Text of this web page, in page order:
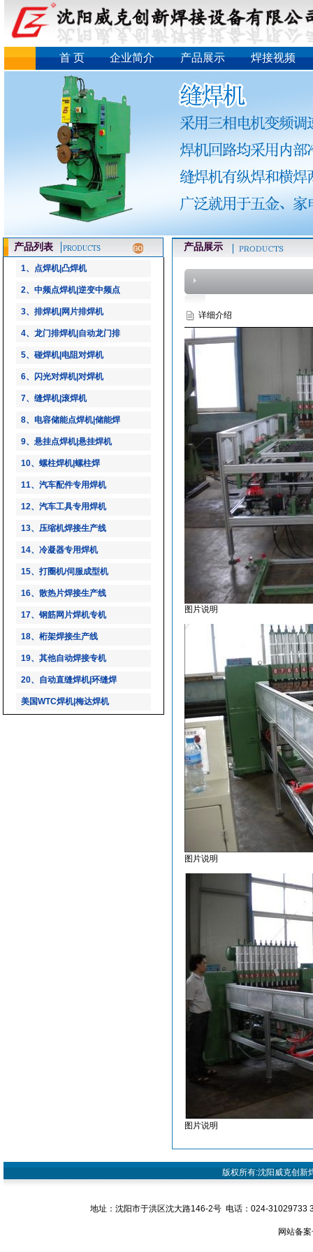
首 页 企业简介 产品展示 焊接视频
产品列表
1、点焊机|凸焊机
2、中频点焊机|逆变中频点
3、排焊机|网片排焊机
4、龙门排焊机|自动龙门排
5、碰焊机|电阻对焊机
6、闪光对焊机|对焊机
7、缝焊机|滚焊机
8、电容储能点焊机|储能焊
9、悬挂点焊机|悬挂焊机
10、螺柱焊机|螺柱焊
11、汽车配件专用焊机
12、汽车工具专用焊机
13、压缩机焊接生产线
14、冷凝器专用焊机
15、打圈机/伺服成型机
16、散热片焊接生产线
17、钢筋网片焊机专机
18、桁架焊接生产线
19、其他自动焊接专机
20、自动直缝焊机|环缝焊
美国WTC焊机|梅达焊机
产品展示
详细介绍
图片说明
图片说明
图片说明
版权所有:沈阳威克创
地址：沈阳市于洪区沈大路146-2号 电话：024-
网站备